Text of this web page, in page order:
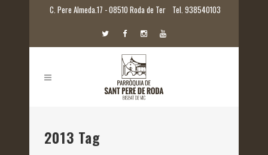
C. Pere Almeda.17 - 08510 Roda de Ter Tel. 938540103
2013 Tag